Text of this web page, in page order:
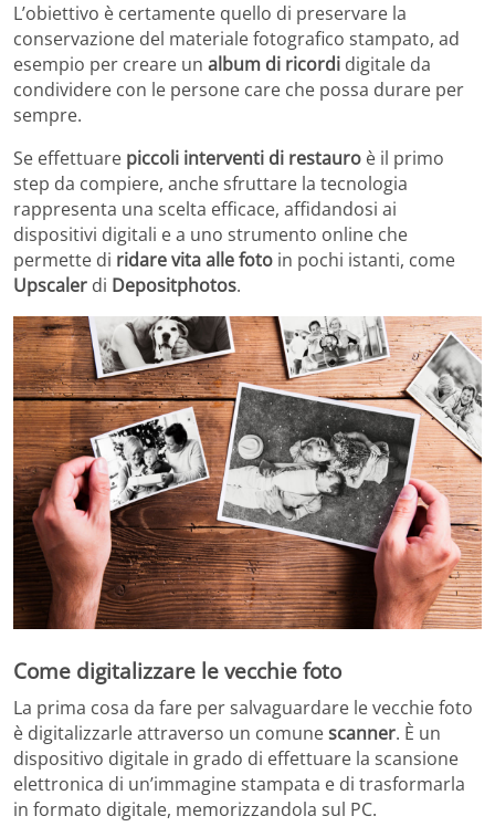
L’obiettivo è certamente quello di preservare la
conservazione del materiale fotografico stampato, ad
esempio per creare un album di ricordi digitale da
condividere con le persone care che possa durare per
sempre.
Se effettuare piccoli interventi di restauro è il primo
step da compiere, anche sfruttare la tecnologia
rappresenta una scelta efficace, affidandosi ai
dispositivi digitali e a uno strumento online che
permette di ridare vita alle foto in pochi istanti, come
Upscaler di Depositphotos.
Come digitalizzare le vecchie foto
La prima cosa da fare per salvaguardare le vecchie foto
è digitalizzarle attraverso un comunescanner. È un
dispositivo digitale in grado di effettuare la scansione
elettronica di un’immagine stampata e di trasformarla
in formato digitale, memorizzandola sul PC.